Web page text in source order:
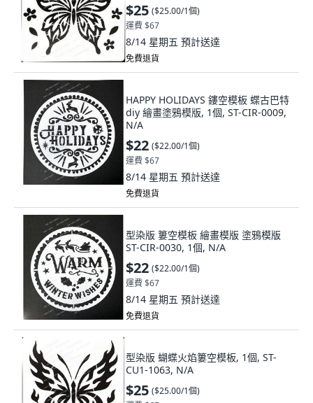
$25 ($25.00/1個)
運費 $67
8/14 星期五 預計送達
免費退貨
HAPPY HOLIDAYS 鏤空模板 蝶古巴特
diy 繪畫塗鴉模版, 1個, ST-CIR-0009,
N/A
$22 ($22.00/1個)
運費 $67
8/14 星期五 預計送達
免費退貨
型染版 簍空模板 繪畫模版 塗鴉模版
ST-CIR-0030, 1個, N/A
$22 ($22.00/1個)
運費 $67
8/14 星期五 預計送達
免費退貨
型染版 蝴蝶火焰簍空模板, 1個, ST-
CU1-1063, N/A
$25 ($25.00/1個)